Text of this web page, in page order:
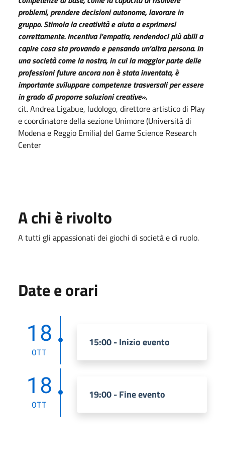
problemi, prendere decisioni autonome, lavorare in
gruppo. Stimola la creatività e aiuta a esprimersi
correttamente. Incentiva l’empatia, rendendoci più abili a
capire cosa sta provando e pensando un’altra persona. In
una società come la nostra, in cui la maggior parte delle
professioni future ancora non è stata inventata, è
importante sviluppare competenze trasversali per essere
in grado di proporre soluzioni creative».
cit. Andrea Ligabue, ludologo, direttore artistico di Play
e coordinatore della sezione Unimore (Università di
Modena e Reggio Emilia) del Game Science Research
Center
A chi è rivolto
A tutti gli appassionati dei giochi di società e di ruolo.
Date e orari
18
OTT
15:00 - Inizio evento
18
OTT
19:00 - Fine evento